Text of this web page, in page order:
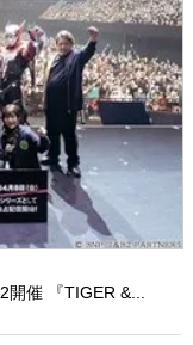
催 『TIGER &...